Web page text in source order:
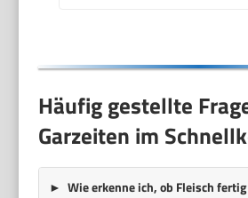
Häufig gestellte
Garzeiten im
Wie erkenne ich, ob Fleisch